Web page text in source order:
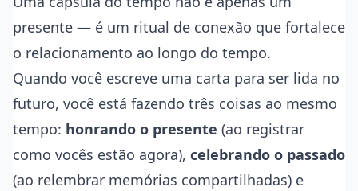
presente — é um ritual de conexão que fortalece
o relacionamento ao longo do tempo.
Quando você escreve uma carta para ser lida no
futuro, você está fazendo três coisas ao mesmo
tempo: honrando o presente (ao registrar
como vocês estão agora), celebrando o passado
(ao relembrar memórias compartilhadas) e